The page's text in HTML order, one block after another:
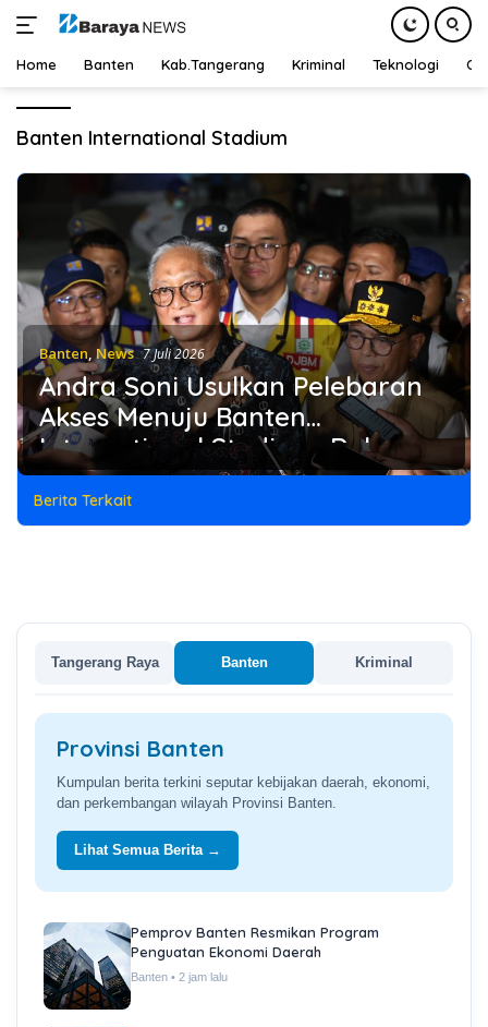
konten
Home Banten Kab.Tangerang Kriminal Teknologi
Banten International Stadium
Banten,News 7 Juli 2026
Andra Soni Usulkan Pelebaran
Akses Menuju Banten
International Stadium, Dukung
Kesiapan PON XXIII 2032
Berita Terkait
Tangerang Raya Banten Kriminal
Provinsi Banten
Kumpulan berita terkini seputar kebijakan daerah, ekonomi,
dan perkembangan wilayah Provinsi Banten.
Lihat Semua Berita →
Pemprov Banten Resmikan Program
Penguatan Ekonomi Daerah
Banten • 2 jam lalu